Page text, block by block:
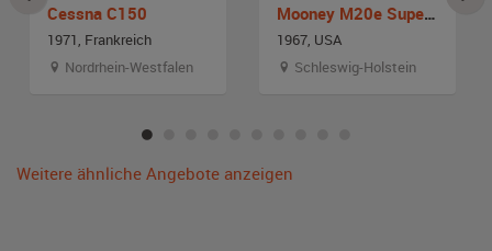
Cessna C150
1971, Frankreich
Nordrhein-Westfalen
Mooney M20e Super 21
1967, USA
Schleswig-Holstein
Weitere ähnliche Angebote anzeigen